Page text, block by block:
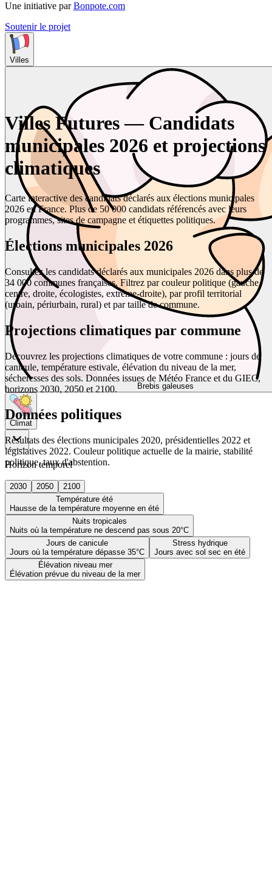
Une initiative par Bonpote.com
Soutenir le projet
Villes
Brebis galeuses
Climat
Horizon temporel
2030 2050
2100
Température été
Hausse de la température moyenne en été
Nuits tropicales
Nuits où la température ne descend pas sous 20°C
Jours de canicule
Jours où la température dépasse 35°C
Stress hydrique
Jours avec sol sec en été
Élévation niveau mer
Élévation prévue du niveau de la mer
Villes Futures — Candidats
municipales 2026 et projections
climatiques
Carte interactive des candidats déclarés aux élections municipales
2026 en France. Plus de 50 000 candidats référencés avec leurs
programmes, sites de campagne et étiquettes politiques.
Élections municipales 2026
Consultez les candidats déclarés aux municipales 2026 dans plus de
34 000 communes françaises. Filtrez par couleur politique (gauche,
centre, droite, écologistes, extrême-droite), par profil territorial
(urbain, périurbain, rural) et par taille de commune.
Projections climatiques par commune
Découvrez les projections climatiques de votre commune : jours de
canicule, température estivale, élévation du niveau de la mer,
sécheresses des sols. Données issues de Météo France et du GIEC,
horizons 2030, 2050 et 2100.
Données politiques
Résultats des élections municipales 2020, présidentielles 2022 et
législatives 2022. Couleur politique actuelle de la mairie, stabilité
politique, taux d'abstention.